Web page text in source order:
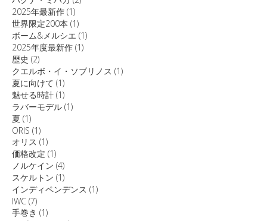
2025年最新作 (1)
世界限定200本 (1)
ボーム&メルシエ (1)
2025年度最新作 (1)
歴史 (2)
クエルボ・イ・ソブリノス (1)
夏に向けて (1)
魅せる時計 (1)
ラバーモデル (1)
夏 (1)
ORIS (1)
オリス (1)
価格改定 (1)
ノルケイン (4)
スケルトン (1)
インディペンデンス (1)
IWC (7)
手巻き (1)